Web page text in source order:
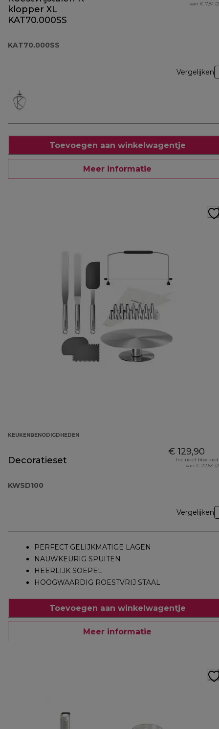
klopper XL
KAT70.000SS
KAT70.000SS
van € 7,81
Vergelijken
Toevoegen aan winkelwagentje
Meer informatie
KEUKENBENODIGDHEDEN
Decoratieset
KWSD100
€ 129,90
Inclusief btw-
van € 22,54
Vergelijken
PERFECT GELIJKMATIGE LAGEN
NAUWKEURIG SPUITEN
HEERLIJK SOEPEL
HOOGWAARDIG ROESTVRIJ STAAL
Toevoegen aan winkelwagentje
Meer informatie